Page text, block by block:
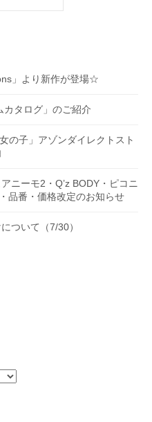
」より新作が登場☆
タログ」のご紹介
の子」アゾンダイレクトスト
ニーモ2・Q’z BODY・ピコニ
品番・価格改定のお知らせ
ついて（7/30）